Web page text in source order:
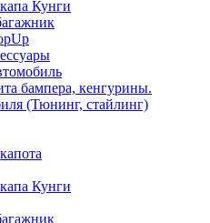
Кунги
бампера, кенгурины.
(Тюнинг, стайлинг)
Кунги